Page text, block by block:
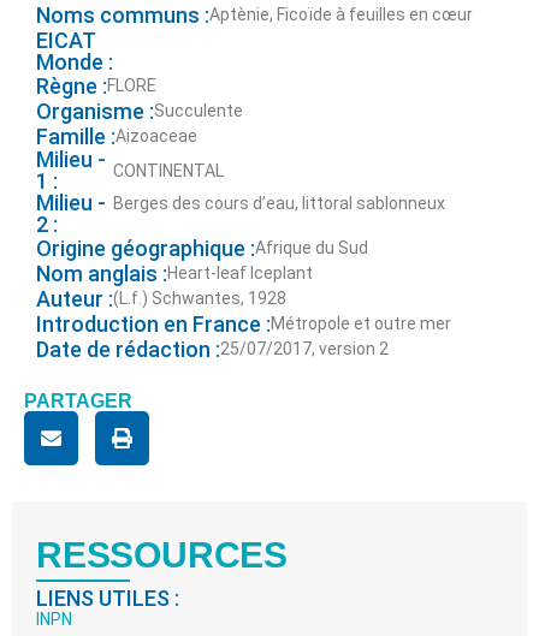
Noms communs :Aptènie, Ficoïde à feuilles en cœur
EICAT
Monde :
Règne :FLORE
Organisme :Succulente
Famille :Aizoaceae
Milieu -
1 :
CONTINENTAL
Milieu -
2 :
Berges des cours d’eau, littoral sablonneux
Origine géographique :Afrique du Sud
Nom anglais :Heart-leaf Iceplant
Auteur :(L.f.) Schwantes, 1928
Introduction en France :Métropole et outre mer
Date de rédaction :25/07/2017, version 2
PARTAGER
RESSOURCES
LIENS UTILES :
INPN